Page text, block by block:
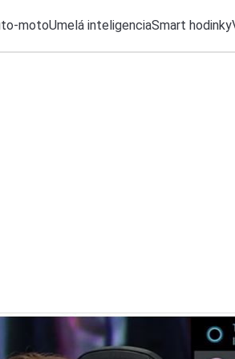
motoUmelá inteligenciaSmart hodinky